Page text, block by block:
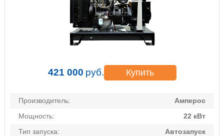
421 000 руб. Купить
Производитель:
Амперос
Мощность:
22 кВт
Тип запуска:
Автозапуск